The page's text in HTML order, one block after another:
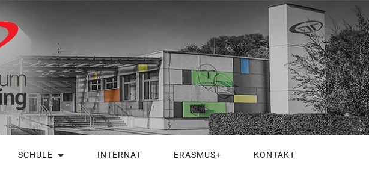
SCHULE INTERNAT ERASMUS+ KONTAKT